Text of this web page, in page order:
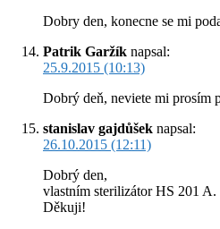
Dobry den, konecne se mi
Patrik Garžík napsal:
25.9.2015 (10:13)
Dobrý deň, neviete mi prosím
stanislav gajdůšek napsal:
26.10.2015 (12:11)
Dobrý den,
vlastním sterilizátor HS 201 A.
Děkuji!